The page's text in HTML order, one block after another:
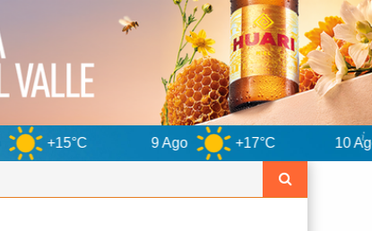
9 Ago +17°C 10 Ago +13°C